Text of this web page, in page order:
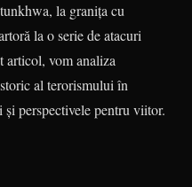
la granița cu
la o serie de atacuri
articol, vom analiza
al terorismului în
perspectivele pentru viitor.